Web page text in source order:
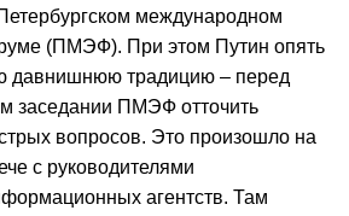
международном
(ПМЭФ). При этом Путин опять
давнишнюю традицию – перед
заседании ПМЭФ отточить
вопросов. Это произошло на
с руководителями
агентств. Там